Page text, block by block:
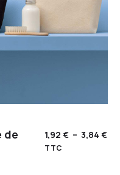
de
1,92 € – 3,84 €
TTC